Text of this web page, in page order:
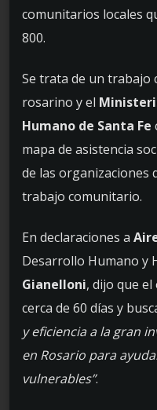
comunitarios locales
800.
Se trata de un
rosarino y el
Humano de Santa Fe
mapa de asistencia
de las organizaciones
trabajo comunitario.
En declaraciones a
Desarrollo Humano y
Gianelloni, dijo que
cerca de 60 días y
y eficiencia a la gran
en Rosario para
vulnerables”.